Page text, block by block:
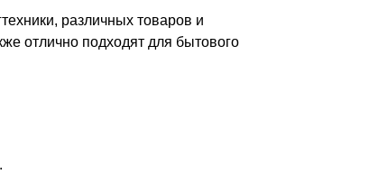
различных товаров и
отлично подходят для бытового